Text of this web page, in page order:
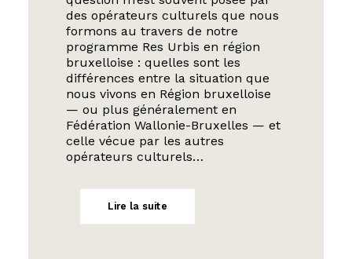
des opérateurs culturels que nous
formons au travers de notre
programme Res Urbis en région
bruxelloise : quelles sont les
différences entre la situation que
nous vivons en Région bruxelloise
— ou plus généralement en
Fédération Wallonie-Bruxelles — et
celle vécue par les autres
opérateurs culturels…
Lire la suite